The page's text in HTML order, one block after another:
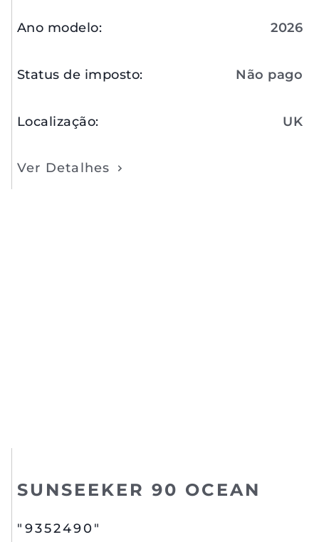
Ano modelo: 2026
Status de imposto: Não pago
Localização: UK
Ver Detalhes
SUNSEEKER 90 OCEAN
"9352490"